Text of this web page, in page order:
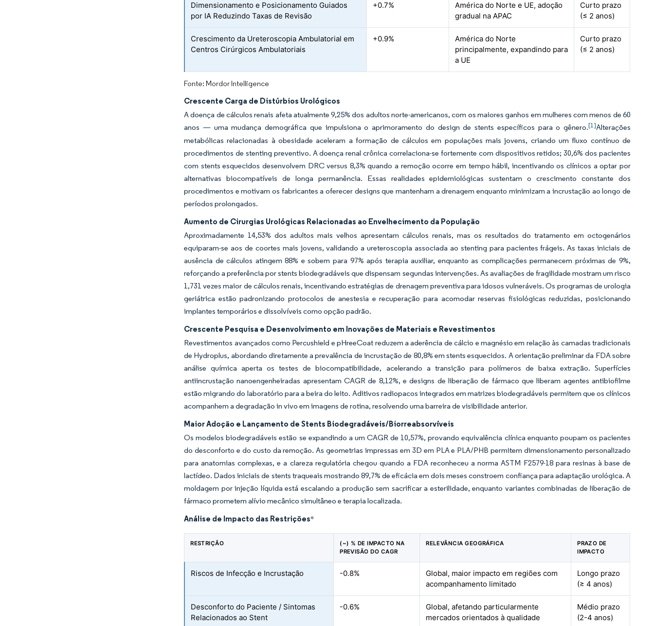
Dimensionamento e Posicionamento Guiados
por IA Reduzindo Taxas de Revisão
+0.7%
América do Norte e UE, adoção
gradual na APAC
Curto prazo
(≤ 2 anos)
Crescimento da Ureteroscopia Ambulatorial em
Centros Cirúrgicos Ambulatoriais
+0.9%
América do Norte
principalmente, expandindo para
a UE
Curto prazo
(≤ 2 anos)
Fonte: Mordor Intelligence
Crescente Carga de Distúrbios Urológicos
A doença de cálculos renais afeta atualmente 9,25% dos adultos norte-americanos, com os maiores ganhos em mulheres com menos de 60
anos — uma mudança demográfica que impulsiona o aprimoramento do design de stents específicos para o gênero.[1]Alterações
metabólicas relacionadas à obesidade aceleram a formação de cálculos em populações mais jovens, criando um fluxo contínuo de
procedimentos de stenting preventivo. A doença renal crônica correlaciona-se fortemente com dispositivos retidos; 30,6% dos pacientes
com stents esquecidos desenvolvem DRC versus 8,3% quando a remoção ocorre em tempo hábil, incentivando os clínicos a optar por
alternativas biocompatíveis de longa permanência. Essas realidades epidemiológicas sustentam o crescimento constante dos
procedimentos e motivam os fabricantes a oferecer designs que mantenham a drenagem enquanto minimizam a incrustação ao longo de
períodos prolongados.
Aumento de Cirurgias Urológicas Relacionadas ao Envelhecimento da População
Aproximadamente 14,53% dos adultos mais velhos apresentam cálculos renais, mas os resultados do tratamento em octogenários
equiparam-se aos de coortes mais jovens, validando a ureteroscopia associada ao stenting para pacientes frágeis. As taxas iniciais de
ausência de cálculos atingem 88% e sobem para 97% após terapia auxiliar, enquanto as complicações permanecem próximas de 9%,
reforçando a preferência por stents biodegradáveis que dispensam segundas intervenções. As avaliações de fragilidade mostram um risco
1,731 vezes maior de cálculos renais, incentivando estratégias de drenagem preventiva para idosos vulneráveis. Os programas de urologia
geriátrica estão padronizando protocolos de anestesia e recuperação para acomodar reservas fisiológicas reduzidas, posicionando
implantes temporários e dissolvíveis como opção padrão.
Crescente Pesquisa e Desenvolvimento em Inovações de Materiais e Revestimentos
Revestimentos avançados como Percushield e pHreeCoat reduzem a aderência de cálcio e magnésio em relação às camadas tradicionais
de Hydroplus, abordando diretamente a prevalência de incrustação de 80,8% em stents esquecidos. A orientação preliminar da FDA sobre
análise química aperta os testes de biocompatibilidade, acelerando a transição para polímeros de baixa extração. Superfícies
antiincrustação nanoengenheiradas apresentam CAGR de 8,12%, e designs de liberação de fármaco que liberam agentes antibiofilme
estão migrando do laboratório para a beira do leito. Aditivos radiopacos integrados em matrizes biodegradáveis permitem que os clínicos
acompanhem a degradação in vivo em imagens de rotina, resolvendo uma barreira de visibilidade anterior.
Maior Adoção e Lançamento de Stents Biodegradáveis/Biorreabsorvíveis
Os modelos biodegradáveis estão se expandindo a um CAGR de 10,57%, provando equivalência clínica enquanto poupam os pacientes
do desconforto e do custo da remoção. As geometrias impressas em 3D em PLA e PLA/PHB permitem dimensionamento personalizado
para anatomias complexas, e a clareza regulatória chegou quando a FDA reconheceu a norma ASTM F2579-18 para resinas à base de
lactídeo. Dados iniciais de stents traqueais mostrando 89,7% de eficácia em dois meses constroem confiança para adaptação urológica. A
moldagem por injeção líquida está escalando a produção sem sacrificar a esterilidade, enquanto variantes combinadas de liberação de
fármaco prometem alívio mecânico simultâneo e terapia localizada.
Análise de Impacto das Restrições*
RESTRIÇÃO
(~) % DE IMPACTO NA
PREVISÃO DO CAGR
RELEVÂNCIA GEOGRÁFICA
PRAZO DE
IMPACTO
Riscos de Infecção e Incrustação -0.8%
Global, maior impacto em regiões com
acompanhamento limitado
Longo prazo
(≥ 4 anos)
Desconforto do Paciente / Sintomas
Relacionados ao Stent
-0.6%
Global, afetando particularmente
mercados orientados à qualidade
Médio prazo
(2-4 anos)